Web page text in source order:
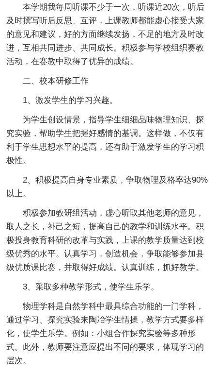
本学期我每周听课不少于一次，听课近20次，听后
及时撰写听后反思、互评，上课教师都能虚心接受大家
的意见和建议，好的方面继续发扬，不足的地方及时改
进，互相共同进步、共同成长。积极参与学校组织赛教
活动，在赛教中取得了优异的成绩。
二、校本研修工作
1、激发学生的学习兴趣。
为学生创设情景，指导学生细细品味物理知识、探
究实验，帮助学生把握好感情的基调。这样做，不仅有
利于学生思想水平的提高，还有助于激发学生的学习积
极性。
2、积极提高自身专业素质，争取物理及格率达90%
以上。
积极参加教研组活动，虚心听取其他老师的意见，
取人之长，补己之短，提高自己的教学和训练水平。积
极投身教育科研的改革与实践，上课的教学质量达到校
级优秀的水平。认真学习，创造机会，争取能够参加县
级优质课比赛，并取得好成绩。认真训练，抓好教学。
3、采取多种教学形式，使学生乐学。
物理学科是自然学科中最具综合功能的一门学科，
通过学习、探究实验来陶冶学生情操，教学方式要多样
化，使学生乐学。例如：小组合作探究实验等多种形
式。此外，教师要注意应提出不同的要求，体现学习的
层次。